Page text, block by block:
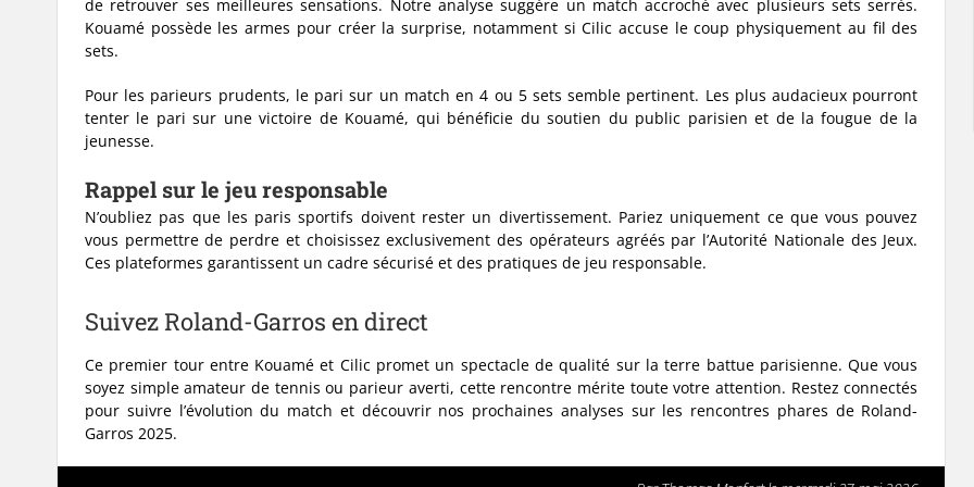
de retrouver ses meilleures sensations. Notre analyse suggère un match accroché avec plusieurs sets serrés.
Kouamé possède les armes pour créer la surprise, notamment si Cilic accuse le coup physiquement au fil des
sets.
Pour les parieurs prudents, le pari sur un match en 4 ou 5 sets semble pertinent. Les plus audacieux pourront
tenter le pari sur une victoire de Kouamé, qui bénéficie du soutien du public parisien et de la fougue de la
jeunesse.
Rappel sur le jeu responsable
N’oubliez pas que les paris sportifs doivent rester un divertissement. Pariez uniquement ce que vous pouvez
vous permettre de perdre et choisissez exclusivement des opérateurs agréés par l’Autorité Nationale des Jeux.
Ces plateformes garantissent un cadre sécurisé et des pratiques de jeu responsable.
Suivez Roland-Garros en direct
Ce premier tour entre Kouamé et Cilic promet un spectacle de qualité sur la terre battue parisienne. Que vous
soyez simple amateur de tennis ou parieur averti, cette rencontre mérite toute votre attention. Restez connectés
pour suivre l’évolution du match et découvrir nos prochaines analyses sur les rencontres phares de Roland-
Garros 2025.